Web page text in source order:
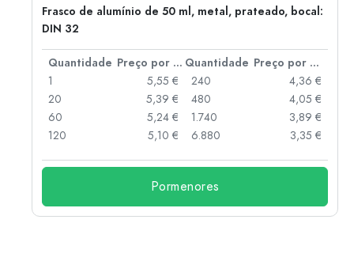
Frasco de alumínio de 50 ml, metal, prateado, bocal:
DIN 32
Quantidade Preço por peça Quantidade
Preço por peça
1
5,55 €
20
5,39 €
60
5,24 €
120
5,10 €
240
4,36 €
480
4,05 €
1.740
3,89 €
6.880
3,35 €
Pormenores